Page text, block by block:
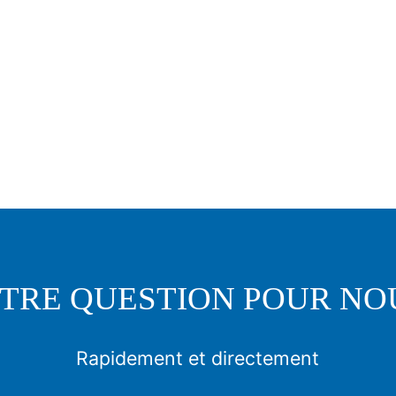
QUESTION POUR
Rapidement et directement